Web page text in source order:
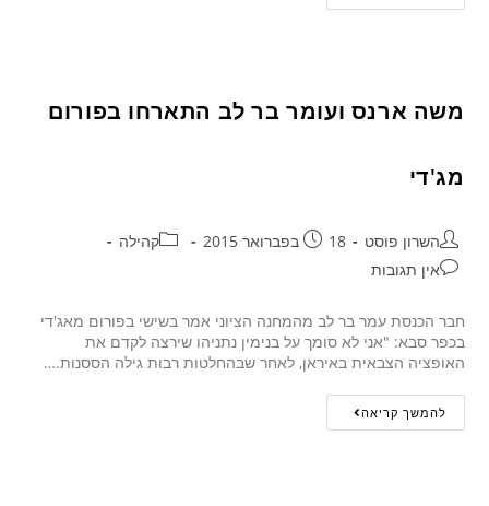
משה ארנס ועומר בר לב התארחו בפורום
מג'די
השרון פוסט 18 בפברואר 2015
קהילה
אין תגובות
חבר הכנסת עמר בר לב מהמחנה הציוני אמר בשישי בפורום מאג'די
בכפר סבא: "אני לא סומך על בנימין נתניהו שירצה לקדם את
האופציה הצבאית באיראן, לאחר שבהחלטות רבות גילה הססנות.…
להמשך קריאה